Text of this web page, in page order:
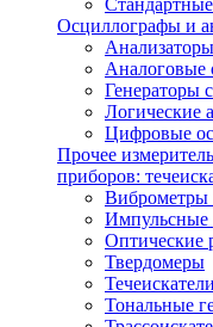
Осциллографы и
Аналоговые
Генераторы
Логические
Цифровые
Прочее
приборов:
Виброметры
Импульсные
Оптические
Твердомеры
Тональные